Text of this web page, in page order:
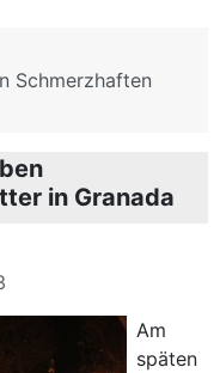
Schmerzhaften
in Granada
Am
späten